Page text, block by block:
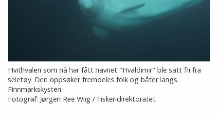
Hvithvalen som nå har fått navnet "Hvaldimir" ble satt fri fra
seletøy. Den oppsøker fremdeles folk og båter langs
Finnmarkskysten.
Fotograf: Jørgen Ree Wiig / Fiskeridirektoratet